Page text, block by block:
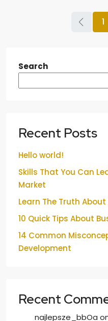
1
Search
Recent Posts
Hello world!
Skills That You Can
Market
Learn The Truth
10 Quick Tips About
14 Common
Development
Recent
najlepsze_bbOa